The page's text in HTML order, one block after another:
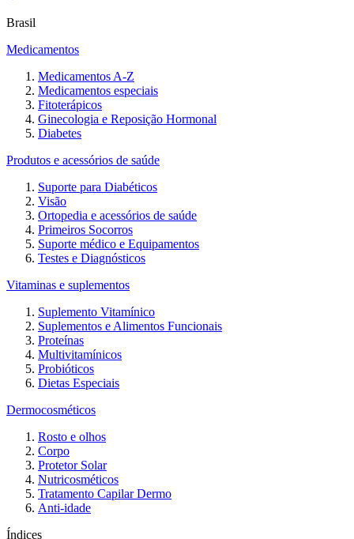
Brasil
Medicamentos
Medicamentos A-Z
Medicamentos especiais
Fitoterápicos
Ginecologia e Reposição Hormonal
Diabetes
Produtos e acessórios de saúde
Suporte para Diabéticos
Visão
Ortopedia e acessórios de saúde
Primeiros Socorros
Suporte médico e Equipamentos
Testes e Diagnósticos
Vitaminas e suplementos
Suplemento Vitamínico
Suplementos e Alimentos Funcionais
Proteínas
Multivitamínicos
Probióticos
Dietas Especiais
Dermocosméticos
Rosto e olhos
Corpo
Protetor Solar
Nutricosméticos
Tratamento Capilar Dermo
Anti-idade
Índices